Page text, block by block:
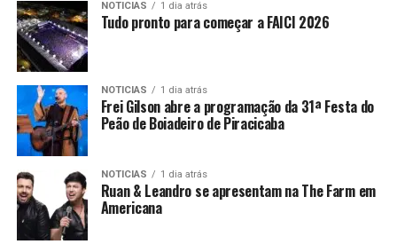
NOTICIAS 1 dia atrás
Tudo pronto para começar a FAICI 2026
NOTICIAS 1 dia atrás
Frei Gilson abre a programação da 31ª Festa do
Peão de Boiadeiro de Piracicaba
NOTICIAS 1 dia atrás
Ruan & Leandro se apresentam na The Farm em
Americana